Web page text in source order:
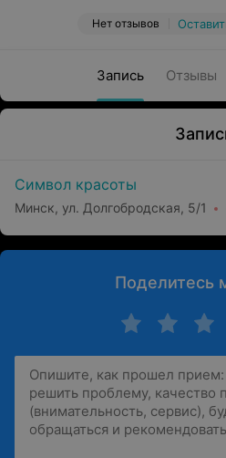
Нет отзывов
Запись Отзывы
Символ красоты
Минск, ул. Долгобродская, 5/1
Поделитесь